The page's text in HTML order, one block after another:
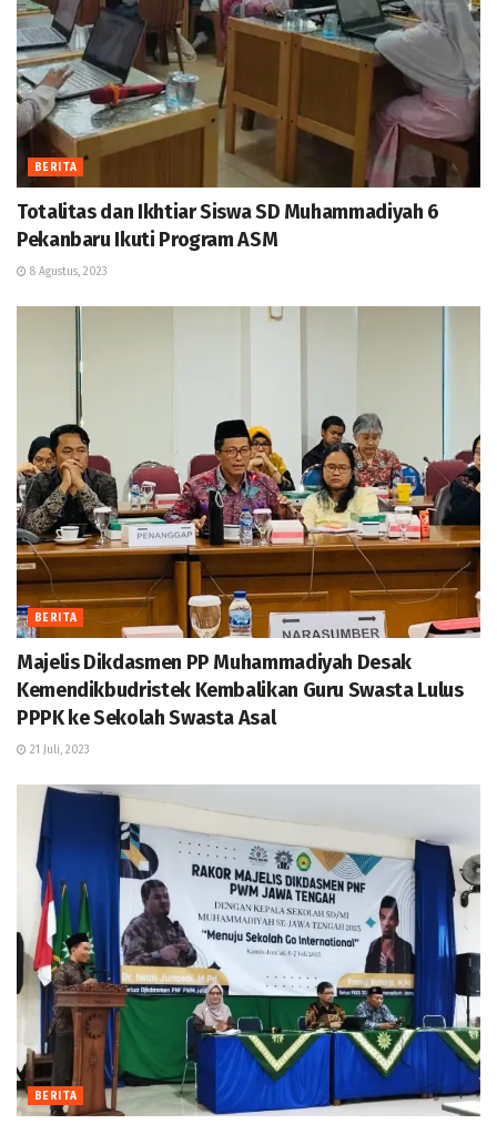
BERITA
Totalitas dan Ikhtiar Siswa SD Muhammadiyah 6
Pekanbaru Ikuti Program ASM
8 Agustus, 2023
BERITA
Majelis Dikdasmen PP Muhammadiyah Desak
Kemendikbudristek Kembalikan Guru Swasta Lulus
PPPK ke Sekolah Swasta Asal
21 Juli, 2023
BERITA